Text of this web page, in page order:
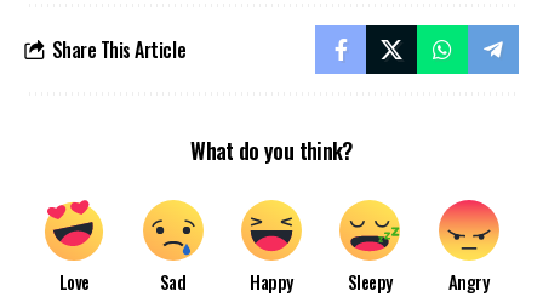
Share This Article
What do you think?
Love Sad Happy Sleepy Angry